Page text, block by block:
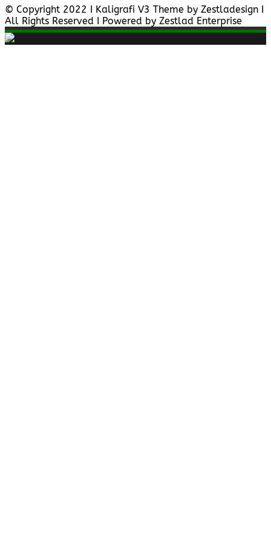
© Copyright 2022 I Kaligrafi V3 Theme by Zestladesign I
All Rights Reserved I Powered by Zestlad Enterprise